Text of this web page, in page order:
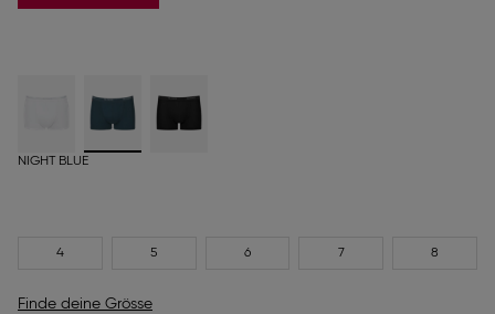
NIGHT BLUE
4 5 6 7 8
Finde deine Grösse